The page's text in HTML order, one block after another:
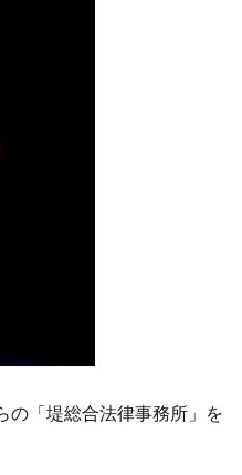
の「堤総合法律事務所」を